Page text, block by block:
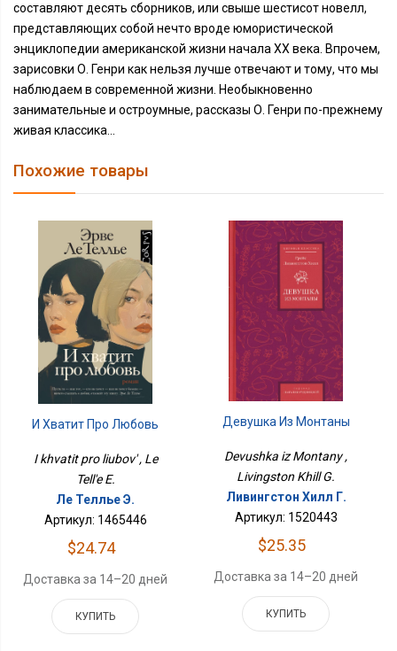
составляют десять сборников, или свыше шестисот новелл,
представляющих собой нечто вроде юмористической
энциклопедии американской жизни начала ХХ века. Впрочем,
зарисовки О. Генри как нельзя лучше отвечают и тому, что мы
наблюдаем в современной жизни. Необыкновенно
занимательные и остроумные, рассказы О. Генри по-прежнему
живая классика...
Похожие товары
И Хватит Про Любовь
I khvatit pro liubov' , Le
Tell'e E.
Ле Теллье Э.
Артикул: 1465446
$24.74
Доставка за 14–20 дней
КУПИТЬ
Девушка Из Монтаны
Devushka iz Montany ,
Livingston Khill G.
Ливингстон Хилл Г.
Артикул: 1520443
$25.35
Доставка за 14–20 дней
КУПИТЬ